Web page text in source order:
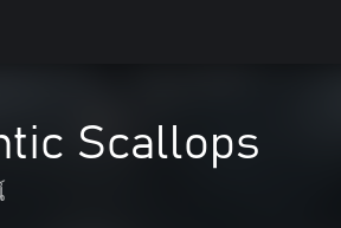
Scallops